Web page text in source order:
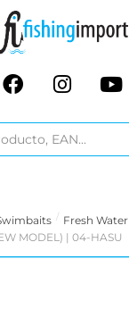
/ Fresh Water
MODEL) | 04-HASU